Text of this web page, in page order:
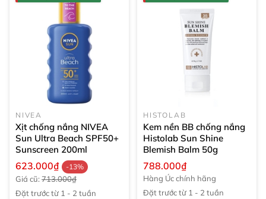
NIVEA
Xịt chống nắng NIVEA
Sun Ultra Beach SPF50+
Sunscreen 200ml
623.000₫ -13%
Giá cũ: 713.000₫
Đặt trước từ 1 - 2 tuần
HISTOLAB
Kem nền BB chống nắng
Histolab Sun Shine
Blemish Balm 50g
788.000₫
Hàng Úc chính hãng
Đặt trước từ 1 - 2 tuần